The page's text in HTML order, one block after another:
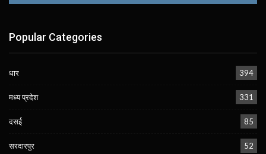
Popular Categories
धार 394
मध्य प्रदेश 331
दसई 85
सरदारपुर 52